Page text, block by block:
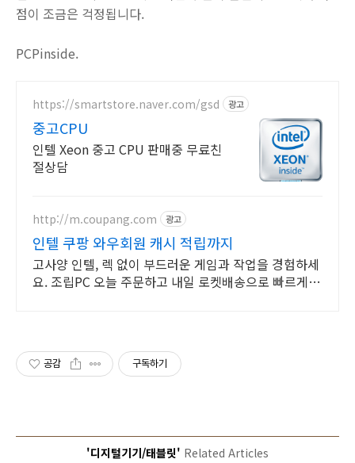
점이 조금은 걱정됩니다.
PCPinside.
https://smartstore.naver.com/gsd 광고
중고CPU
인텔 Xeon 중고 CPU 판매중 무료친
절상담
http://m.coupang.com 광고
인텔 쿠팡 와우회원 캐시 적립까지
고사양 인텔, 렉 없이 부드러운 게임과 작업을 경험하세
요. 조립PC 오늘 주문하고 내일 로켓배송으로 빠르게
공감 구독하기
'디지털기기/태블릿' Related Articles